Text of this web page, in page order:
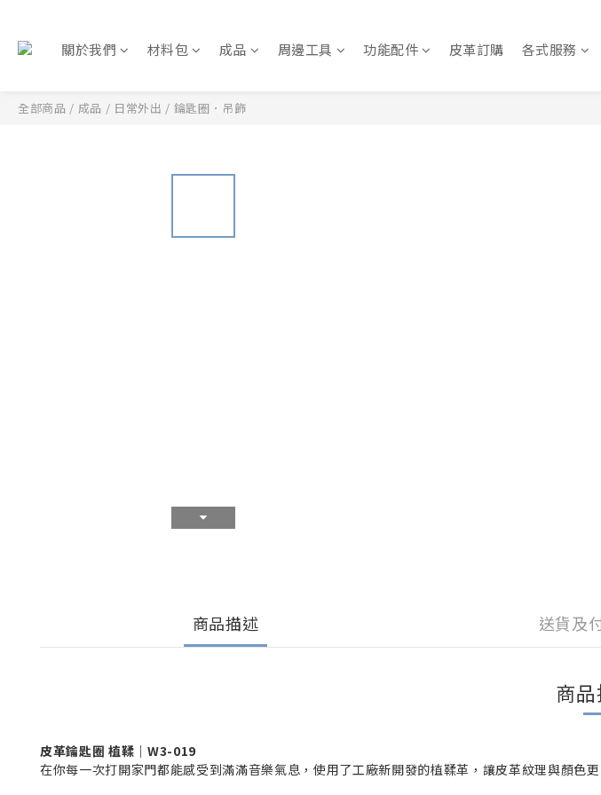
關於我們 材料包 成品 周邊工具 功能配件 皮革訂購 各式服務
全部商品 / 成品 / 日常外出 / 鑰匙圈．吊飾
商品描述 送貨及
商
皮革鑰匙圈 植鞣｜W3-019
在你每一次打開家門都能感受到滿滿音樂氣息，使用了工廠新開發的植鞣革，讓皮革紋理與顏色